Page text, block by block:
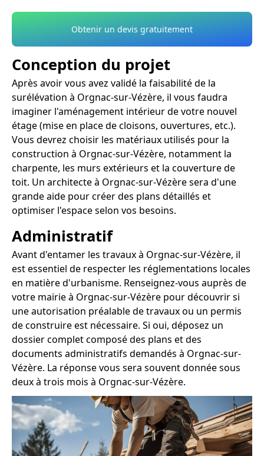
Obtenir un devis gratuitement
Conception du projet
Après avoir vous avez validé la faisabilité de la
surélévation à Orgnac-sur-Vézère, il vous faudra
imaginer l'aménagement intérieur de votre nouvel
étage (mise en place de cloisons, ouvertures, etc.).
Vous devrez choisir les matériaux utilisés pour la
construction à Orgnac-sur-Vézère, notamment la
charpente, les murs extérieurs et la couverture de
toit. Un architecte à Orgnac-sur-Vézère sera d'une
grande aide pour créer des plans détaillés et
optimiser l'espace selon vos besoins.
Administratif
Avant d'entamer les travaux à Orgnac-sur-Vézère, il
est essentiel de respecter les réglementations locales
en matière d'urbanisme. Renseignez-vous auprès de
votre mairie à Orgnac-sur-Vézère pour découvrir si
une autorisation préalable de travaux ou un permis
de construire est nécessaire. Si oui, déposez un
dossier complet composé des plans et des
documents administratifs demandés à Orgnac-sur-
Vézère. La réponse vous sera souvent donnée sous
deux à trois mois à Orgnac-sur-Vézère.